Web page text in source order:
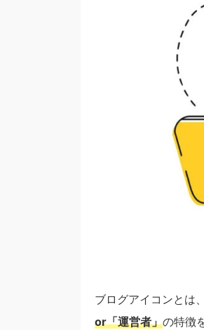
ブログアイコンとは
or「運営者」の特徴